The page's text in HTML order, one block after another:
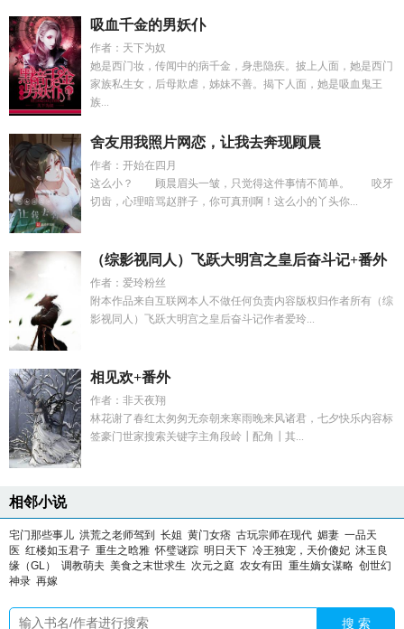
吸血千金的男妖仆
作者：天下为奴
她是西门妆，传闻中的病千金，身患隐疾。披上人面，她是西门
家族私生女，后母欺虐，姊妹不善。揭下人面，她是吸血鬼王
族...
舍友用我照片网恋，让我去奔现顾晨
作者：开始在四月
这么小？ 顾晨眉头一皱，只觉得这件事情不简单。 咬牙
切齿，心理暗骂赵胖子，你可真刑啊！这么小的丫头你...
（综影视同人）飞跃大明宫之皇后奋斗记+番外
作者：爱玲粉丝
附本作品来自互联网本人不做任何负责内容版权归作者所有（综
影视同人）飞跃大明宫之皇后奋斗记作者爱玲...
相见欢+番外
作者：非天夜翔
林花谢了春红太匆匆无奈朝来寒雨晚来风诸君，七夕快乐内容标
签豪门世家搜索关键字主角段岭┃配角┃其...
相邻小说
宅门那些事儿 洪荒之老师驾到 长姐 黄门女痞 古玩宗师在现代 媚妻 一品天
医 红楼如玉君子 重生之晗雅 怀璧谜踪 明日天下 冷王独宠，天价傻妃 沐玉良
缘（GL）
调教萌夫 美食之末世求生 次元之庭 农女有田 重生嫡女谋略 创世幻
神录 再嫁
搜 索